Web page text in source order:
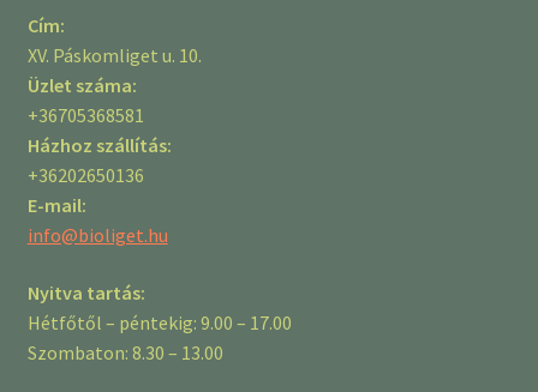
Cím:
XV. Páskomliget u. 10.
Üzlet száma:
+36705368581
Házhoz szállítás:
+36202650136
E-mail:
info@bioliget.hu
Nyitva tartás:
Hétfőtől – péntekig: 9.00 – 17.00
Szombaton: 8.30 – 13.00